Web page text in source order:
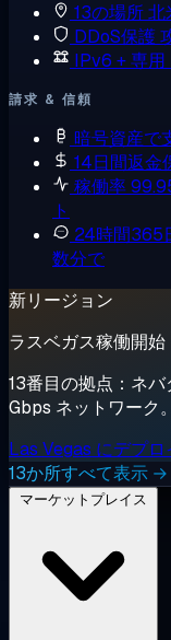
13の場所北
DDoS保護
IPv6 + 専
請求 & 信頼
暗号資産で
14日間返金
稼働率
ト
24時間365
数分で
新リージョン
ラスベガス稼働開始
13番目の拠点：ネ
Gbps ネットワーク
Las Vegas にデプ
13か所すべて表示 →